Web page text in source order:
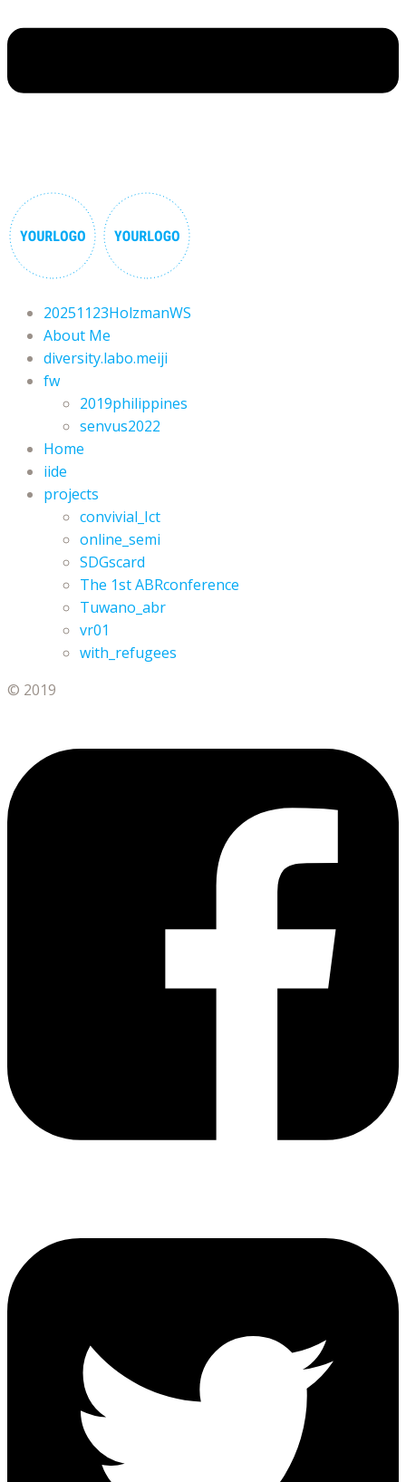
20251123HolzmanWS
About Me
diversity.labo.meiji
fw
2019philippines
senvus2022
Home
iide
projects
convivial_Ict
online_semi
SDGscard
The 1st ABRconference
Tuwano_abr
vr01
with_refugees
© 2019